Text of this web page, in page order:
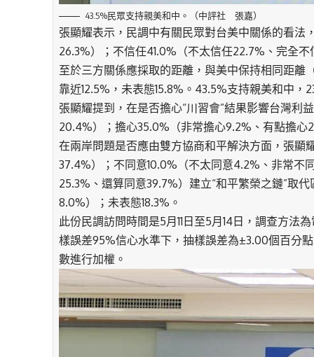
43.5%民眾支持親美和中。（中評社 張嘉）
張顯耀表示，民調中有關民眾對台美中關係的看法
26.3%）；不信任41.0%（不太信任22.7%、完全
至於三方關係應採取的距離，與美中保持相同距
靠近12.5%，未表態15.8%。43.5%支持親美和中
張顯耀提到，在是否擔心“川習會”結果影響台灣利
20.4%）；擔心35.0%（非常擔心9.2%、有點擔心
在兩岸問題是否應由雙方協商和平解決方面，張
37.4%）；不同意10.0%（不太同意4.2%、非常
25.3%、還算同意39.7%）建立“和平繁榮之鏈”取
8.0%）；未表態18.3%。
此份民調訪問時間是5月11日至5月14日，調查方法
樣誤差95%信心水準下，抽樣誤差為±3.00個百分
數進行加權。